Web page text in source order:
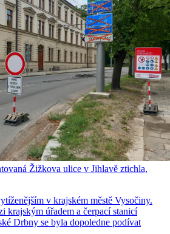
Žižkova ulice v Jihlavě ztichla,
v krajském městě Vysočiny.
krajským úřadem a čerpací stanicí
Drbny se byla dopoledne podívat